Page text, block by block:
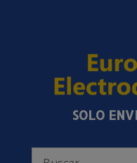
SOLO